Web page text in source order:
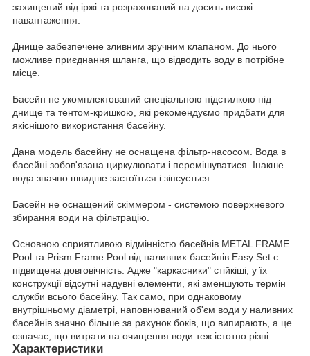
захищений від іржі та розрахований на досить високі
навантаження.
Днище забезпечене зливним зручним клапаном. До нього
можливе приєднання шланга, що відводить воду в потрібне
місце.
Басейн не укомплектований спеціальною підстилкою під
днище та тентом-кришкою, які рекомендуємо придбати для
якіснішого використання басейну.
Дана модель басейну не оснащена фільтр-насосом. Вода в
басейні зобов'язана циркулювати і перемішуватися. Інакше
вода значно швидше застоїться і зіпсується.
Басейн не оснащений скіммером - системою поверхневого
збирання води на фільтрацію.
Основною сприятливою відмінністю басейнів METAL FRAME
Pool та Prism Frame Pool від наливних басейнів Easy Set є
підвищена довговічність. Адже "каркасники" стійкіші, у їх
конструкції відсутні надувні елементи, які зменшують термін
служби всього басейну. Так само, при однаковому
внутрішньому діаметрі, наповнюваний об'єм води у наливних
басейнів значно більше за рахунок боків, що випирають, а це
означає, що витрати на очищення води теж істотно різні.
Характеристики